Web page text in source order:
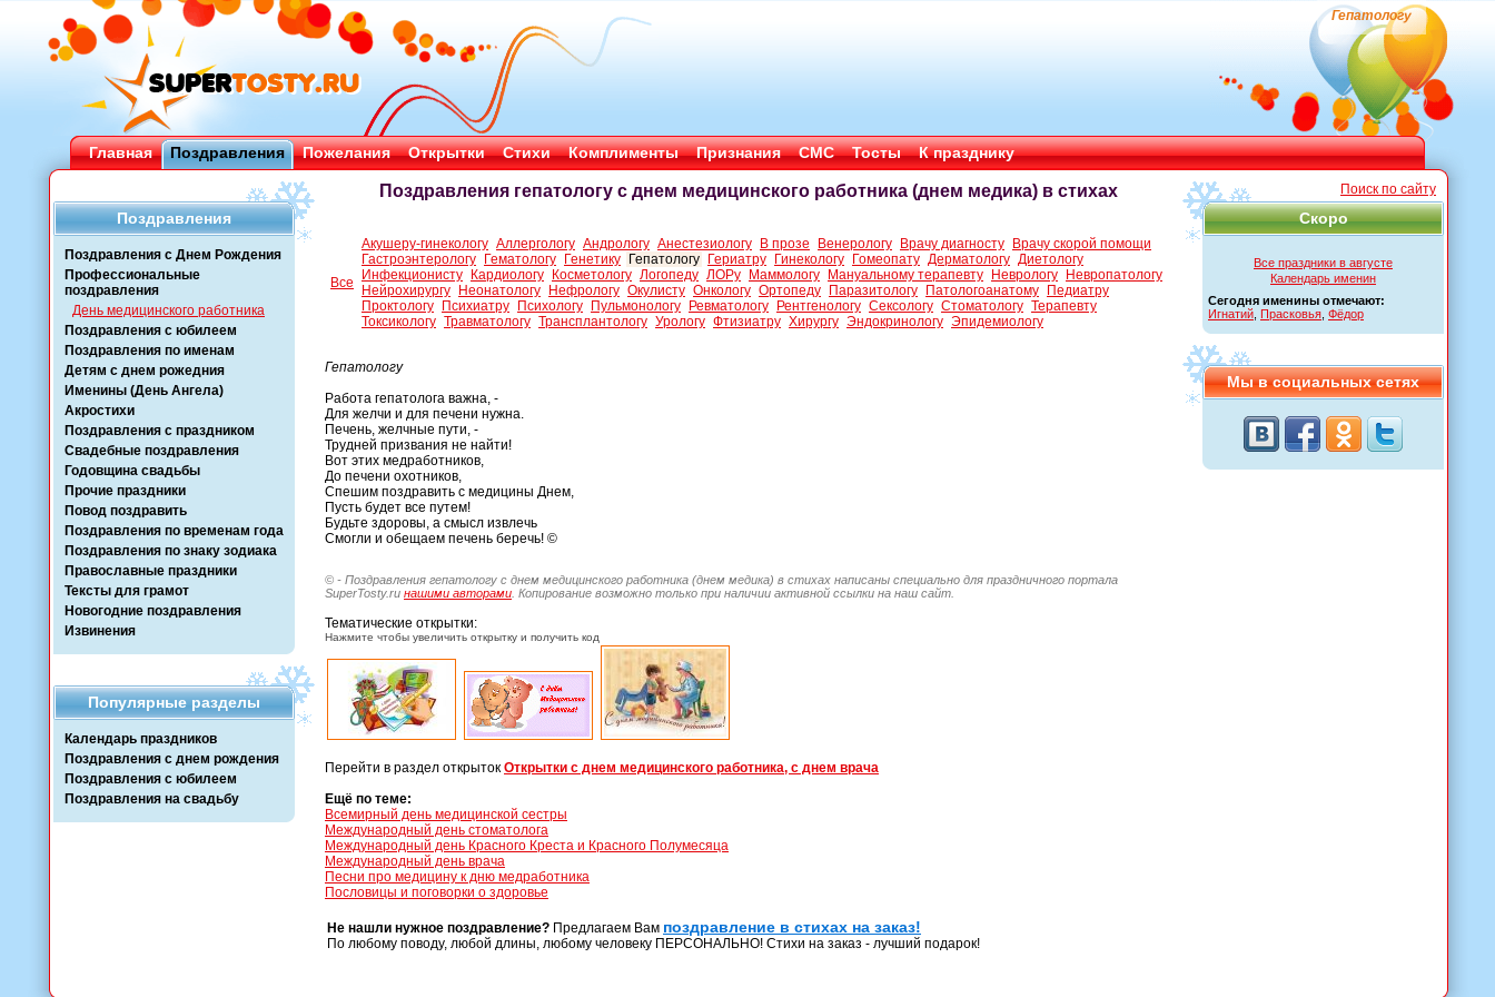
Гепатологу
Главная Поздравления Пожелания Открытки Стихи Комплименты Признания СМС Тосты К празднику
Поздравления
Поздравления с Днем Рождения
Профессиональные
поздравления
День медицинского работника
Поздравления с юбилеем
Поздравления по именам
Детям с днем рожедния
Именины (День Ангела)
Акростихи
Поздравления с праздником
Свадебные поздравления
Годовщина свадьбы
Прочие праздники
Повод поздравить
Поздравления по временам года
Поздравления по знаку зодиака
Православные праздники
Тексты для грамот
Новогодние поздравления
Извинения
Популярные разделы
Календарь праздников
Поздравления с днем рождения
Поздравления с юбилеем
Поздравления на свадьбу
Поиск по сайту
Скоро
Все праздники в августе
Календарь именин
Сегодня именины отмечают:
Игнатий Прасковья Фёдор
Мы в социальных сетях
Поздравления гепатологу с днем медицинского работника (днем медика) в стихах
Все
Акушеру-гинекологу Аллергологу Андрологу Анестезиологу В прозе Венерологу Врачу диагносту
Врачу скорой помощи
Гастроэнтерологу
Гематологу Генетику Гепатологу Гериатру Гинекологу Гомеопату Дерматологу Диетологу
Инфекционисту
Кардиологу Косметологу Логопеду ЛОРу Маммологу Мануальному терапевту Неврологу
Невропатологу
Нейрохирургу
Неонатологу Нефрологу Окулисту Онкологу Ортопеду Паразитологу Патологоанатому
Педиатру
Проктологу
Психиатру Психологу Пульмонологу Ревматологу Рентгенологу Сексологу Стоматологу Терапевту
Токсикологу Травматологу Трансплантологу Урологу Фтизиатру Хирургу Эндокринологу Эпидемиологу
Гепатологу
Работа гепатолога важна, -
Для желчи и для печени нужна.
Печень, желчные пути, -
Трудней призвания не найти!
Вот этих медработников,
До печени охотников,
Спешим поздравить с медицины Днем,
Пусть будет все путем!
Будьте здоровы, а смысл извлечь
Смогли и обещаем печень беречь! ©
© - Поздравления гепатологу с днем медицинского работника (днем медика) в стихах написаны специально для праздничного портала
SuperTosty.ru нашими авторами . Копирование возможно только при наличии активной ссылки на наш сайт.
Тематические открытки:
Нажмите чтобы увеличить открытку и получить код
Перейти в раздел открыток Открытки с днем медицинского работника, с днем врача
Ещё по теме:
Всемирный день медицинской сестры
Международный день стоматолога
Международный день Красного Креста и Красного Полумесяца
Международный день врача
Песни про медицину к дню медработника
Пословицы и поговорки о здоровье
Не нашли нужное поздравление? Предлагаем Вам поздравление в стихах на заказ!
По любому поводу, любой длины, любому человеку ПЕРСОНАЛЬНО! Стихи на заказ - лучший подарок!